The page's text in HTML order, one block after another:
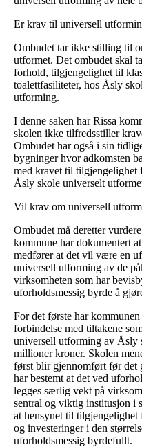
Er krav til universell
Ombudet tar ikke stilling til
utformet. Det ombudet skal
forhold, tilgjengelighet til
toalettfasiliteter, hos Åsly
utforming.
I denne saken har Rissa
skolen ikke tilfredsstiller
Ombudet har også i sin
bygninger hvor adkomsten
med kravet til
Åsly skole universelt
Vil krav om universell
Ombudet må deretter
kommune har dokumentert
medfører at det vil være en
universell utforming av de
virksomheten som har
uforholdsmessig byrde å
For det første har
forbindelse med tiltakene
universell utforming av Åsly
millioner kroner. Skolen
først blir gjennomført før det
har bestemt at det ved
legges særlig vekt på
sentral og viktig institusjon i
at hensynet til
og investeringer i den
uforholdsmessig byrdefullt.